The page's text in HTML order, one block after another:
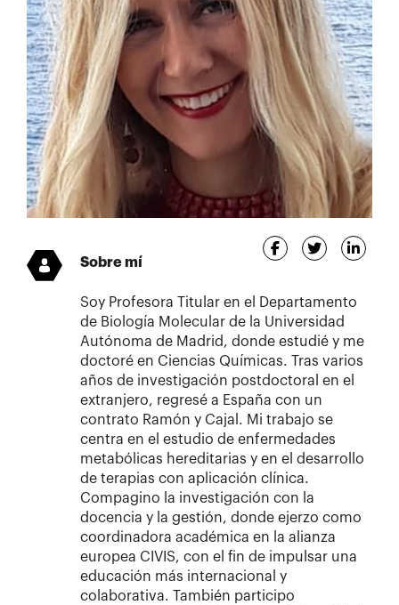
Sobre mí
Soy Profesora Titular en el Departamento
de Biología Molecular de la Universidad
Autónoma de Madrid, donde estudié y me
doctoré en Ciencias Químicas. Tras varios
años de investigación postdoctoral en el
extranjero, regresé a España con un
contrato Ramón y Cajal. Mi trabajo se
centra en el estudio de enfermedades
metabólicas hereditarias y en el desarrollo
de terapias con aplicación clínica.
Compagino la investigación con la
docencia y la gestión, donde ejerzo como
coordinadora académica en la alianza
europea CIVIS, con el fin de impulsar una
educación más internacional y
colaborativa. También participo